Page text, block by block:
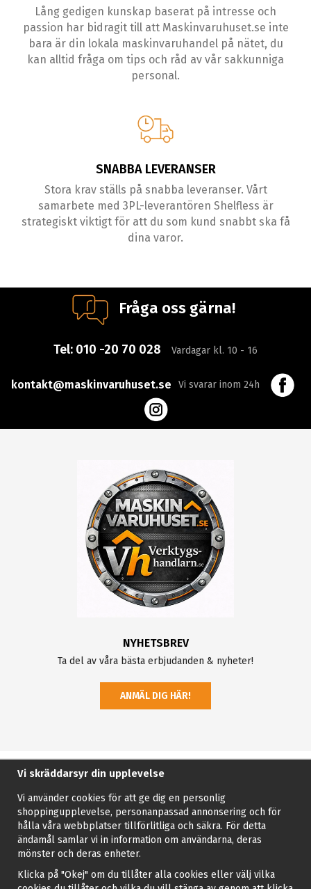
Lång gedigen kunskap baserat på intresse och
passion har bidragit till att Maskinvaruhuset.se inte
bara är din lokala maskinvaruhandel på nätet, du
kan alltid fråga om tips och råd av vår sakkunniga
personal.
SNABBA LEVERANSER
Stora krav ställs på snabba leveranser. Vårt
samarbete med 3PL-leverantören Shelfless är
strategiskt viktigt för att du som kund snabbt ska få
dina varor.
Fråga oss gärna!
Tel: 010 -20 70 028 Vardagar kl. 10 - 16
kontakt@maskinvaruhuset.se Vi svarar inom 24h
NYHETSBREV
Ta del av våra bästa erbjudanden & nyheter!
ANMÄL DIG HÄR!
Vi skräddarsyr din upplevelse
Vi använder cookies för att ge dig en personlig
shoppingupplevelse, personanpassad annonsering och för
hålla våra webbplatser tillförlitliga och säkra. För detta
ändamål samlar vi in information om användarna, deras
mönster och deras enheter.
Klicka på "Okej" om du tillåter alla cookies eller välj vilka